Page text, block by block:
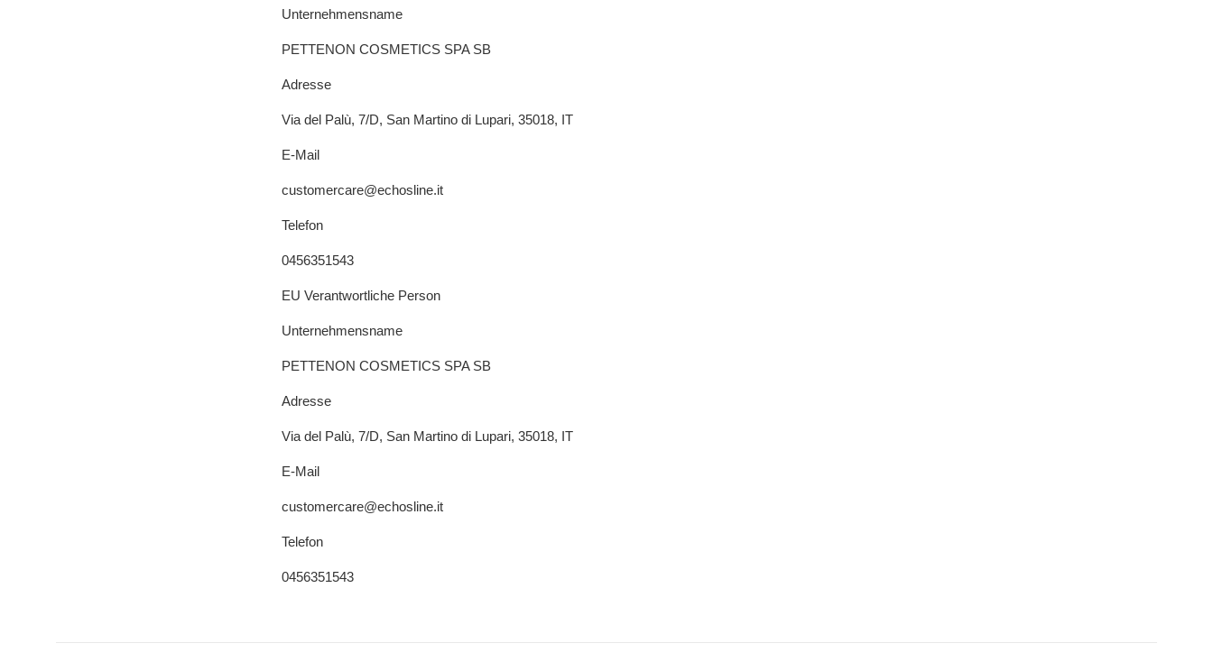
Unternehmensname
PETTENON COSMETICS SPA SB
Adresse
Via del Palù, 7/D, San Martino di Lupari, 35018, IT
E-Mail
customercare@echosline.it
Telefon
0456351543
EU Verantwortliche Person
Unternehmensname
PETTENON COSMETICS SPA SB
Adresse
Via del Palù, 7/D, San Martino di Lupari, 35018, IT
E-Mail
customercare@echosline.it
Telefon
0456351543